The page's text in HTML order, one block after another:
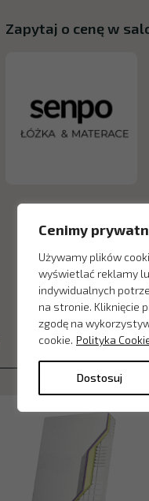
Cenimy
Używamy plików
wyświetlać reklamy
indywidualnych
na stronie. Kliknięcie
zgodę na
cookie. Polityka
Dostosuj
Zapytaj o cenę w